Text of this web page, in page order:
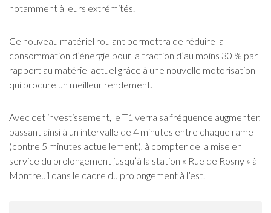
notamment à leurs extrémités.
Ce nouveau matériel roulant permettra de réduire la
consommation d’énergie pour la traction d’au moins 30 % par
rapport au matériel actuel grâce à une nouvelle motorisation
qui procure un meilleur rendement.
Avec cet investissement, le T1 verra sa fréquence augmenter,
passant ainsi à un intervalle de 4 minutes entre chaque rame
(contre 5 minutes actuellement), à compter de la mise en
service du prolongement jusqu’à la station « Rue de Rosny » à
Montreuil dans le cadre du prolongement à l’est.